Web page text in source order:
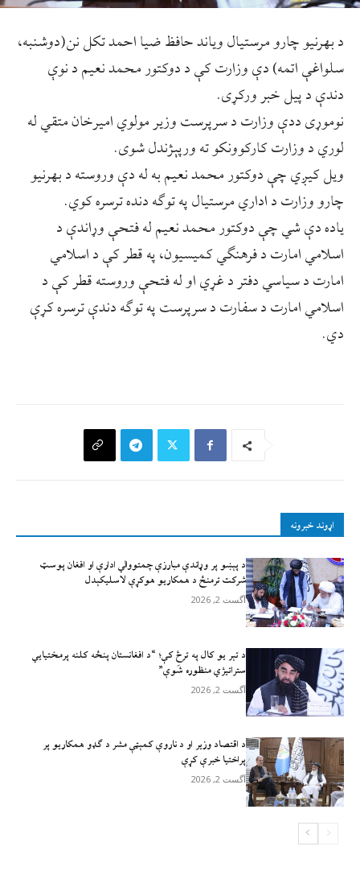
د بهرنیو چارو مرستیال ویاند حافظ ضیا احمد تکل نن(دوشنبه،
سلواغې اتمه) دې وزارت کې د دوکتور محمد نعیم د نوې
دندې د پیل خبر ورکړی.
نوموړی ددې وزارت د سرپرست وزیر مولوي امیرخان متقي له
لوري د وزارت کارکوونکو ته ورپېژندل شوی.
ویل کیږي چې دوکتور محمد نعیم به له دې وروسته د بهرنیو
چارو وزارت د اداري مرستیال په توګه دنده ترسره کوي.
یاده دې شي چې دوکتور محمد نعیم له فتحې وړاندې د
اسلامي امارت د فرهنګي کمیسیون، په قطر کې د اسلامي
امارت د سیاسي دفتر د غړي او له فتحې وروسته قطر کې د
اسلامي امارت د سفارت د سرپرست په توګه دندې ترسره کړې
دي.
اړوند خبرونه
د پېښو پر وړاندې مبارزې چمتووالي ادارې او افغان پوسټ
شرکت ترمنځ د همکاریو هوکړې لاسلیکېدل
آگست 2, 2026
د تېر يو کال په ترڅ کې؛ “د افغانستان پنځه کلنه پرمختیايي
ستراتیژي منظوره شَوې”
آگست 2, 2026
د اقتصاد وزیر او د ناروې کمېټې مشر د ګډو همکاریو پر
پراختیا خبرې کړې
آگست 2, 2026